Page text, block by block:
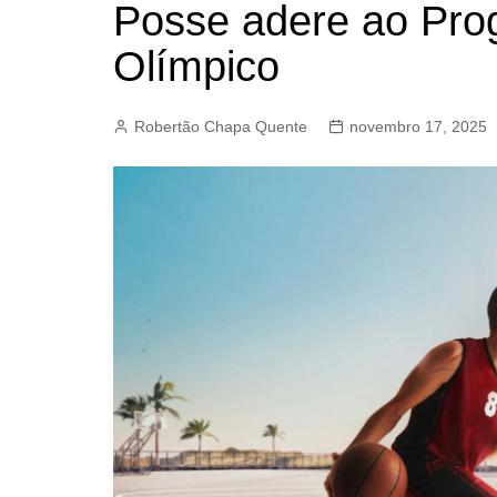
JUNDIAÍ
PAULÍNIA
Posse adere ao
Olímpico
Robertão Chapa Quente novembro 17, 2025